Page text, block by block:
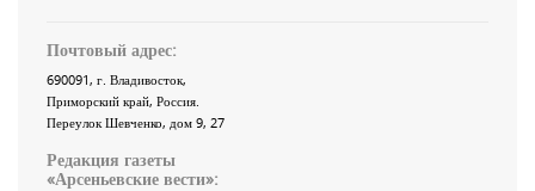
Почтовый адрес:
690091, г. Владивосток,
Приморский край, Россия
Переулок Шевченко, дом 9, 27
Редакция газеты
«Арсеньевские вести»: